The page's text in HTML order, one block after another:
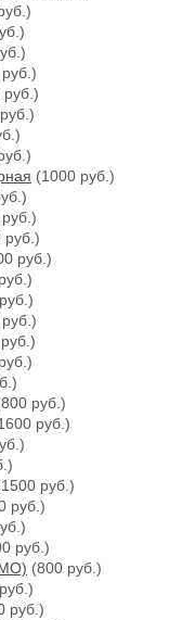
руб.)
(1000 руб.)
руб.)
руб.)
руб.)
руб.)
руб.)
руб.)
руб.)
(800 руб.)
руб.)